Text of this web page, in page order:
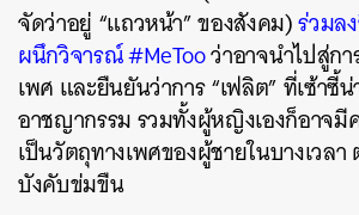
จัดว่าอยู่ “แถวหน้า” ของสังคม)ร่วมล
ผนึกวิจารณ์ #MeTooว่าอาจนำไปสู่กา
เพศ และยืนยันว่าการ “เฟลิต” ที่เซ้าซี้
อาชญากรรม รวมทั้งผู้หญิงเองก็อาจมี
เป็นวัตถุทางเพศของผู้ชายในบางเวลา
บังคับข่มขืน